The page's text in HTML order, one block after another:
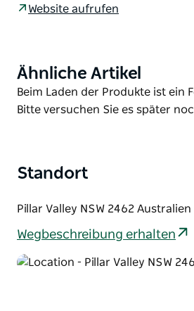
Der perfekte kleine
örtlichen Tucabia-Laden entfernt,
finden, was Sie brauchen.
erreichbare Zufahrtsstraße mit
Website aufrufen
Product
List
Ähnliche Artikel
Product
List
Beim Laden der Produkte ist ein
Bitte versuchen Sie es später
Standort
Pillar Valley NSW 2462 Australien
Wegbeschreibung erhalten